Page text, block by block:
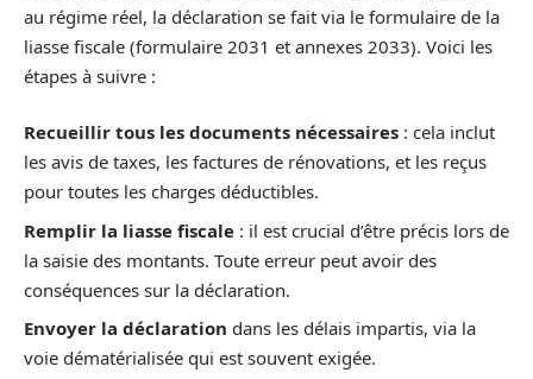
au régime réel, la déclaration se fait via le formulaire de la
liasse fiscale (formulaire 2031 et annexes 2033). Voici les
étapes à suivre :
Recueillir tous les documents nécessaires : cela inclut
les avis de taxes, les factures de rénovations, et les reçus
pour toutes les charges déductibles.
Remplir la liasse fiscale : il est crucial d’être précis lors de
la saisie des montants. Toute erreur peut avoir des
conséquences sur la déclaration.
Envoyer la déclaration dans les délais impartis, via la
voie dématérialisée qui est souvent exigée.